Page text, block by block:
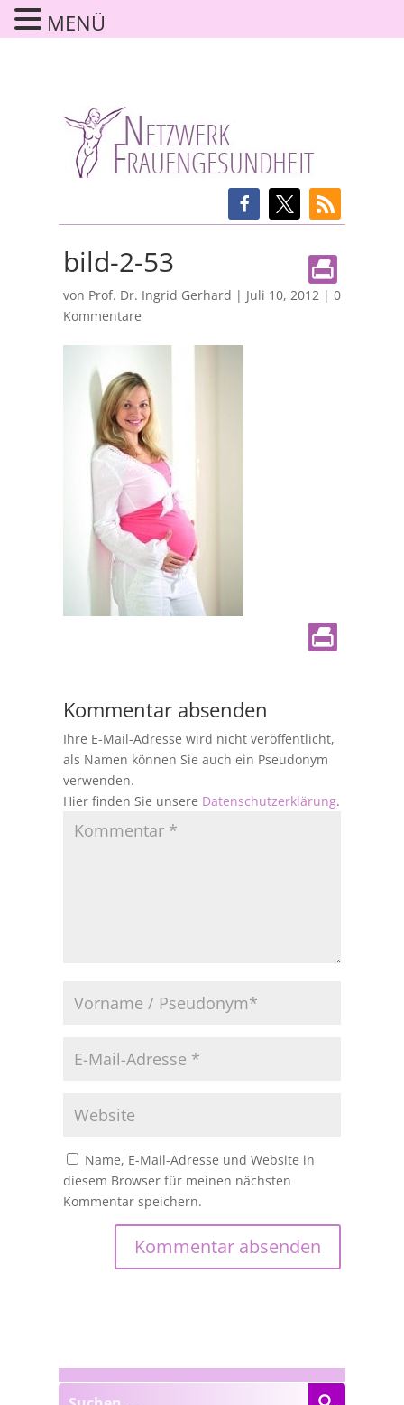
bild-2-53
von Prof. Dr. Ingrid Gerhard | Juli 10, 2012 | 0
Kommentare
Kommentar absenden
Ihre E-Mail-Adresse wird nicht veröffentlicht,
als Namen können Sie auch ein Pseudonym
verwenden.
Hier finden Sie unsere Datenschutzerklärung.
Name, E-Mail-Adresse und Website in
diesem Browser für meinen nächsten
Kommentar speichern.
MENÜ